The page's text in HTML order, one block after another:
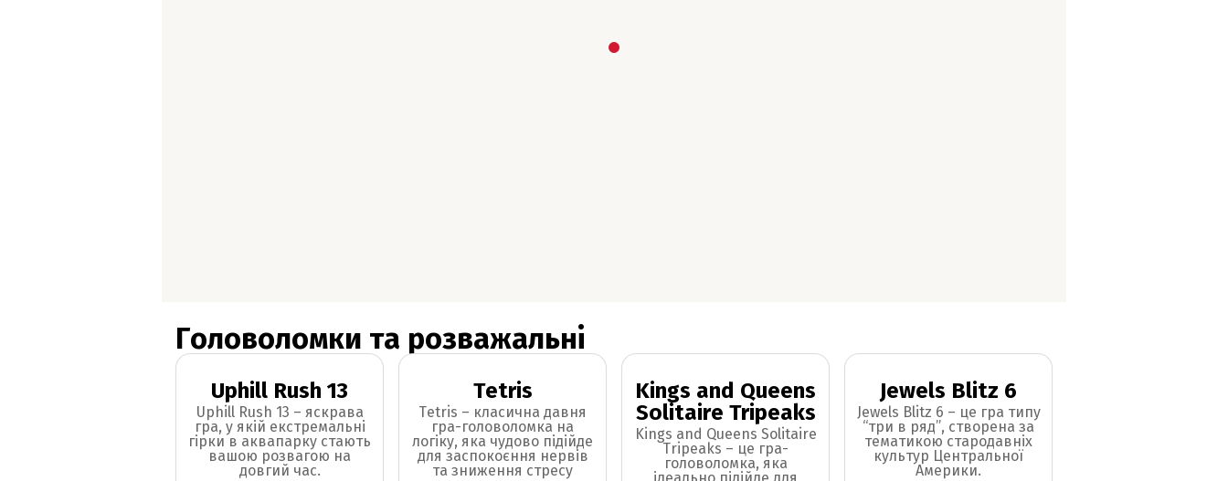
Головоломки та розважальні
Uphill Rush 13
Uphill Rush 13 – яскрава
гра, у якій екстремальні
гірки в аквапарку стають
вашою розвагою на
довгий час.
Tetris
Tetris – класична давня
гра-головоломка на
логіку, яка чудово підійде
для заспокоєння нервів
та зниження стресу
Kings and Queens
Solitaire Tripeaks
Kings and Queens Solitaire
Tripeaks – це гра-
головоломка, яка
Jewels Blitz 6
Jewels Blitz 6 – це гра типу
“три в ряд”, створена за
тематикою стародавніх
культур Центральної
Америки.